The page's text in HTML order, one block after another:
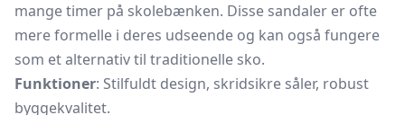
mange timer på skolebænken. Disse sandaler er ofte
mere formelle i deres udseende og kan også fungere
som et alternativ til traditionelle sko.
Funktioner: Stilfuldt design, skridsikre såler, robust
byggekvalitet.